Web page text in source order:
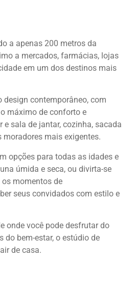
a apenas 200 metros da
a mercados, farmácias, lojas
em um dos destinos mais
design contemporâneo, com
máximo de conforto e
sala de jantar, cozinha, sacada
mais exigentes.
opções para todas as idades e
úmida e seca, ou divirta-se
momentos de
seus convidados com estilo e
onde você pode desfrutar do
bem-estar, o estúdio de
de casa.